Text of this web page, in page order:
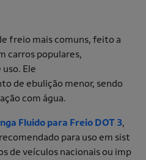
freio mais comuns, feito a
carros populares,
Ele
de ebulição menor, sendo
com água.
Fluido para Freio DOT 3,
para uso em sist
de veículos nacionais ou imp